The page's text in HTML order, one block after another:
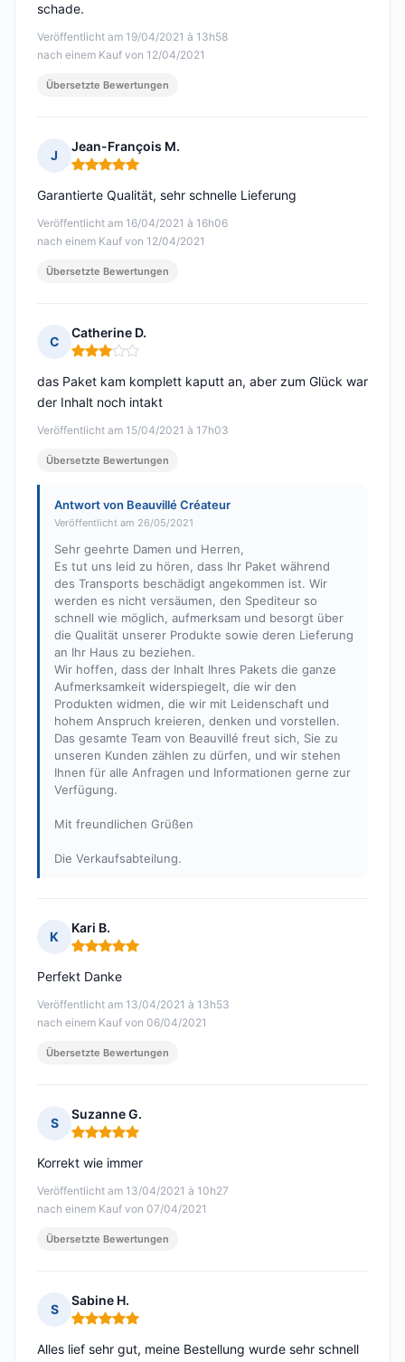
Veröffentlicht am 19/04/2021 à 13h58
nach einem Kauf von 12/04/2021
schade.
Übersetzte Bewertungen
J
Jean-François M.
Hinweis: 5 von 5
Veröffentlicht am 16/04/2021 à 16h06
nach einem Kauf von 12/04/2021
Garantierte Qualität, sehr schnelle Lieferung
Übersetzte Bewertungen
C
Catherine D.
Hinweis: 3 von 5
Veröffentlicht am 15/04/2021 à 17h03
das Paket kam komplett kaputt an, aber zum Glück war
der Inhalt noch intakt
Übersetzte Bewertungen
Antwort von Beauvillé Créateur
Veröffentlicht am 26/05/2021
Sehr geehrte Damen und Herren,
Es tut uns leid zu hören, dass Ihr Paket während
des Transports beschädigt angekommen ist. Wir
werden es nicht versäumen, den Spediteur so
schnell wie möglich, aufmerksam und besorgt über
die Qualität unserer Produkte sowie deren Lieferung
an Ihr Haus zu beziehen.
Wir hoffen, dass der Inhalt Ihres Pakets die ganze
Aufmerksamkeit widerspiegelt, die wir den
Produkten widmen, die wir mit Leidenschaft und
hohem Anspruch kreieren, denken und vorstellen.
Das gesamte Team von Beauvillé freut sich, Sie zu
unseren Kunden zählen zu dürfen, und wir stehen
Ihnen für alle Anfragen und Informationen gerne zur
Verfügung.
Mit freundlichen Grüßen
Die Verkaufsabteilung.
K
Kari B.
Hinweis: 5 von 5
Veröffentlicht am 13/04/2021 à 13h53
nach einem Kauf von 06/04/2021
Perfekt Danke
Übersetzte Bewertungen
S
Suzanne G.
Hinweis: 5 von 5
Veröffentlicht am 13/04/2021 à 10h27
nach einem Kauf von 07/04/2021
Korrekt wie immer
Übersetzte Bewertungen
S
Sabine H.
Hinweis: 5 von 5
Alles lief sehr gut, meine Bestellung wurde sehr schnell